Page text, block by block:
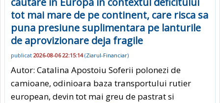
tot mai mare de pe continent, care risca sa
puna presiune suplimentara pe lanturile
de aprovizionare deja fragile
publicat 2026-08-06 22:15:14(Ziarul-Financiar)
Autor: Catalina Apostoiu Soferii polonezi de
camioane, odinioara baza transportului rutier
european, devin tot mai greu de pas­trat si